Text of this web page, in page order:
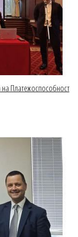
Платежоспособност